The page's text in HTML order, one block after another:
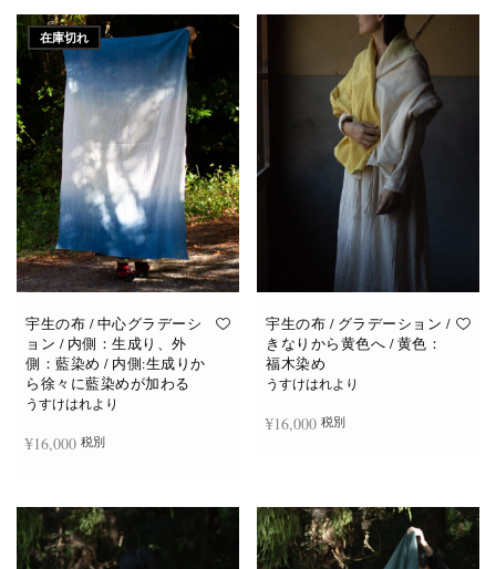
在庫切れ
宇生の布 / 中心グラデーシ
ョン / 内側：生成り、外
側：藍染め / 内側:生成りか
ら徐々に藍染めが加わる
うすけはれより
¥16,000 税別
宇生の布 / グラデーション /
きなりから黄色へ / 黄色：
福木染め
うすけはれより
¥16,000 税別